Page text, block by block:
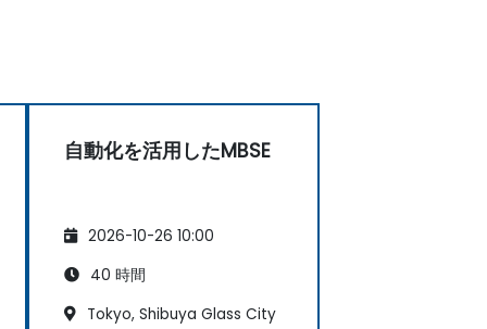
自動化を活用したMBSE
2026-10-26 10:00
40 時間
Tokyo, Shibuya Glass City